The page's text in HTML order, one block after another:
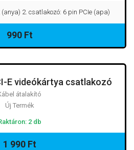
2. csatlakozó: 6 pin PCIe (apa)
990 Ft
E videókártya csatlakozó
átalakító
Új Termék
2 db
1 990 Ft